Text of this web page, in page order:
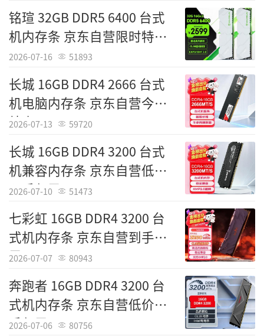
铭瑄 32GB DDR5 6400 台式
机内存条 京东自营限时特惠
2599元
2026-07-16 51893
长城 16GB DDR4 2666 台式
机电脑内存条 京东自营今日
特惠459元
2026-07-13 59720
长城 16GB DDR4 3200 台式
机兼容内存条 京东自营低价
入手仅需469元
2026-07-10 51473
七彩虹 16GB DDR4 3200 台
式机内存条 京东自营到手仅
需469元
2026-07-07 80943
奔跑者 16GB DDR4 3200 台
式机内存条 京东自营低价入
手仅需399元
2026-07-06 80756